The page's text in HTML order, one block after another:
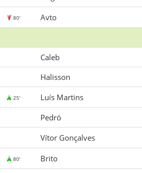
80'
Avto
Caleb
Halisson
25'
Luís Martins
Pedró
Vítor Gonçalves
80' Brito